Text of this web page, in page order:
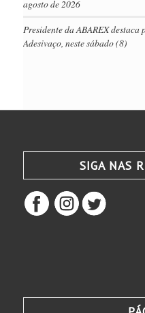
agosto de 2026
Presidente da ABAREX
Adesivaço, neste sábado (8)
SIGA NAS